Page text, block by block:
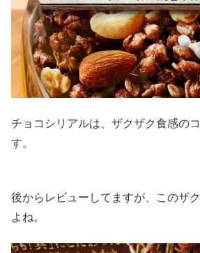
チョコシリアルは、ザクザク食感の
す。
後からレビューしてますが、このザ
よね。